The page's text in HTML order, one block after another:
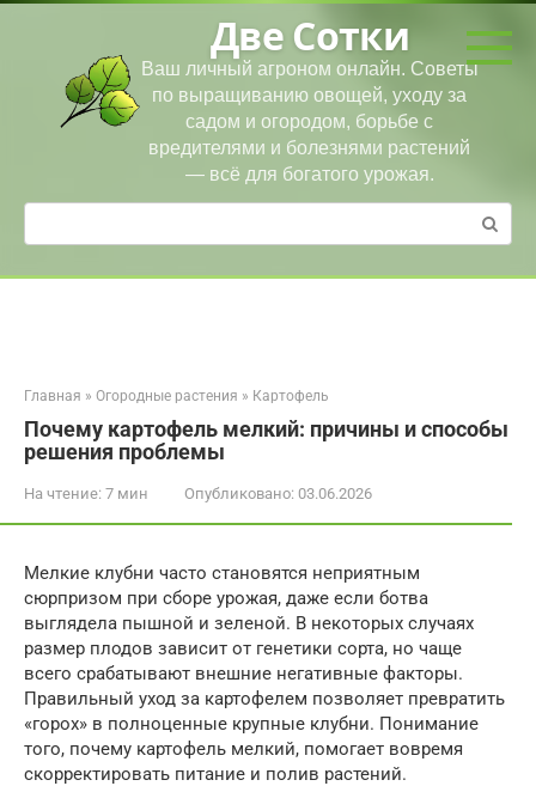
Перейти
Две Сотки
Ваш личный агроном онлайн. Советы
по выращиванию овощей, уходу за
садом и огородом, борьбе с
вредителями и болезнями растений
— всё для богатого урожая.
Поиск:
Главная » Огородные растения » Картофель
Почему картофель мелкий: причины и способы
решения проблемы
На чтение: 7 мин Опубликовано: 03.06.2026
Мелкие клубни часто становятся неприятным
сюрпризом при сборе урожая, даже если ботва
выглядела пышной и зеленой. В некоторых случаях
размер плодов зависит от генетики сорта, но чаще
всего срабатывают внешние негативные факторы.
Правильный уход за картофелем позволяет превратить
«горох» в полноценные крупные клубни. Понимание
того, почему картофель мелкий, помогает вовремя
скорректировать питание и полив растений.